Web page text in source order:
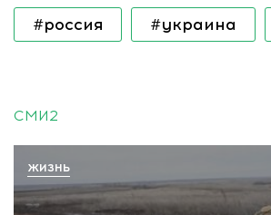
#россия #украина
СМИ2
ЖИЗНЬ